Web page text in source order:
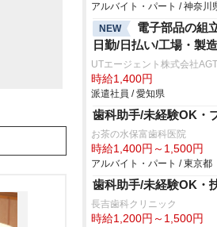
アルバイト・パート / 神奈川
NEW
電子部品の組
日勤/日払い/工場・製造
UTエージェント株式会社
時給1,400円
派遣社員 / 愛知県
歯科助手/未経験OK・
お茶の水保富歯科医院
時給1,400円～1,500円
アルバイト・パート / 東京都
歯科助手/未経験OK・
長吉歯科クリニック
時給1,200円～1,500円